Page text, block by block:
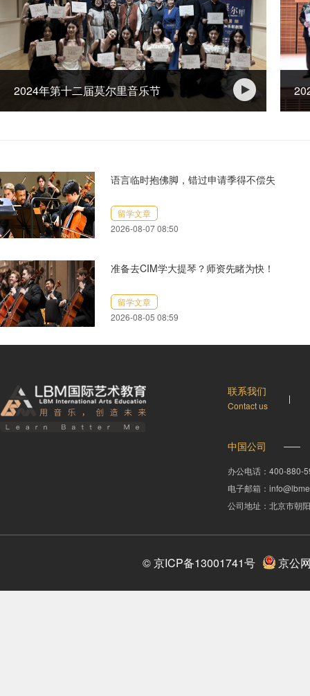
2024年第十二届莫尔里音乐节
语言临时抱佛脚，错过申请季得不偿失
留学文章
2026-08-07 08:50
准备去CIM学大提琴？师资先睹为快！
留学文章
2026-08-05 08:59
联系我们
Contact us
|
中国公司
办公电话：400-880-
电子邮箱：
公司地址：北京市朝
© 京ICP备13001741号 京公